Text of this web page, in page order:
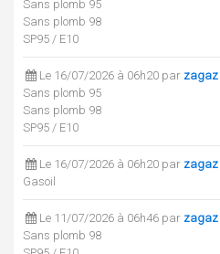
Sans plomb 95
Sans plomb 98
SP95 / E10
Le 16/07/2026 à 06h20 par zagaz
Sans plomb 95
Sans plomb 98
SP95 / E10
Le 16/07/2026 à 06h20 par zagaz
Gasoil
Le 11/07/2026 à 06h46 par zagaz
Sans plomb 98